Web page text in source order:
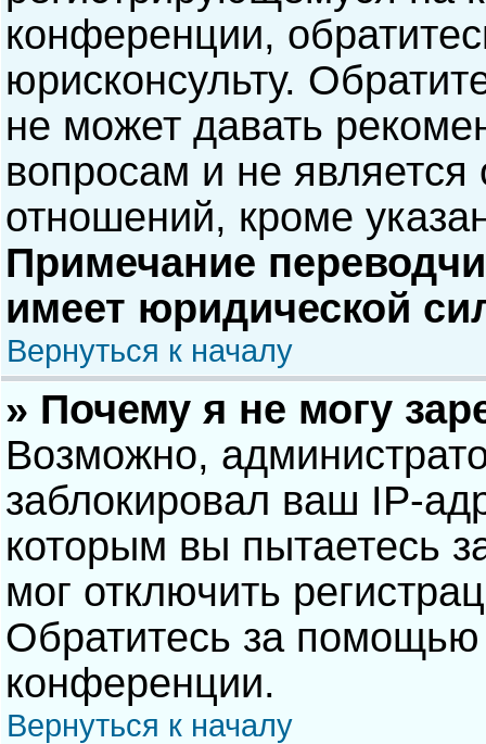
конференции,
юрисконсульту.
не может давать
вопросам и не
отношений, кроме
Примечание
имеет юридической
Вернуться к началу
» Почему я не могу
Возможно,
заблокировал ваш IP-
которым вы пытаетесь
мог отключить
Обратитесь за помощью
конференции.
Вернуться к началу